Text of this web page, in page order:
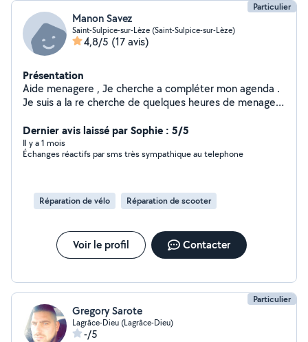
Particulier
Manon Savez
Saint-Sulpice-sur-Lèze (Saint-Sulpice-sur-Lèze)
4,8/5 (17 avis)
Présentation
Aide menagere , Je cherche a compléter mon agenda .
Je suis a la re cherche de quelques heures de menage (
pour garder des enfants si vous avez besoins N'hésitez
pas à venir vers moi .
Dernier avis laissé par Sophie : 5/5
Il y a 1 mois
Échanges réactifs par sms très sympathique au telephone
Réparation de vélo Réparation de scooter
Voir le profil Contacter
Particulier
Gregory Sarote
Lagrâce-Dieu (Lagrâce-Dieu)
-/5